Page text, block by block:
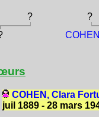
? ?
COHEN, Clara
juil 1889 - 28 mars